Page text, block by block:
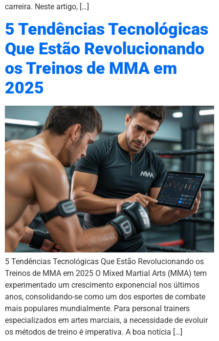
carreira. Neste artigo, […]
5 Tendências Tecnológicas
Que Estão Revolucionando
os Treinos de MMA em
2025
5 Tendências Tecnológicas Que Estão Revolucionando os
Treinos de MMA em 2025 O Mixed Martial Arts (MMA) tem
experimentado um crescimento exponencial nos últimos
anos, consolidando-se como um dos esportes de combate
mais populares mundialmente. Para personal trainers
especializados em artes marciais, a necessidade de evoluir
os métodos de treino é imperativa. A boa notícia […]